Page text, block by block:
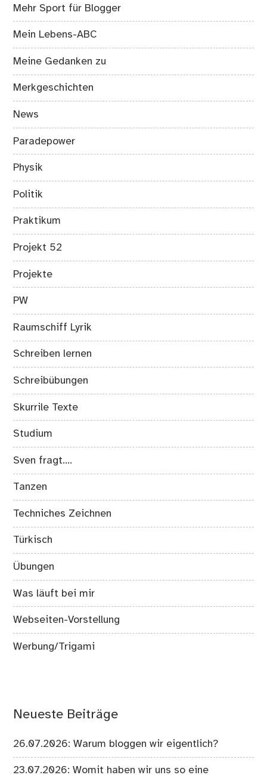
Mehr Sport für Blogger
Mein Lebens-ABC
Meine Gedanken zu
Merkgeschichten
News
Paradepower
Physik
Politik
Praktikum
Projekt 52
Projekte
PW
Raumschiff Lyrik
Schreiben lernen
Schreibübungen
Skurrile Texte
Studium
Sven fragt….
Tanzen
Techniches Zeichnen
Türkisch
Übungen
Was läuft bei mir
Webseiten-Vorstellung
Werbung/Trigami
Neueste Beiträge
26.07.2026: Warum bloggen wir eigentlich?
23.07.2026: Womit haben wir uns so eine